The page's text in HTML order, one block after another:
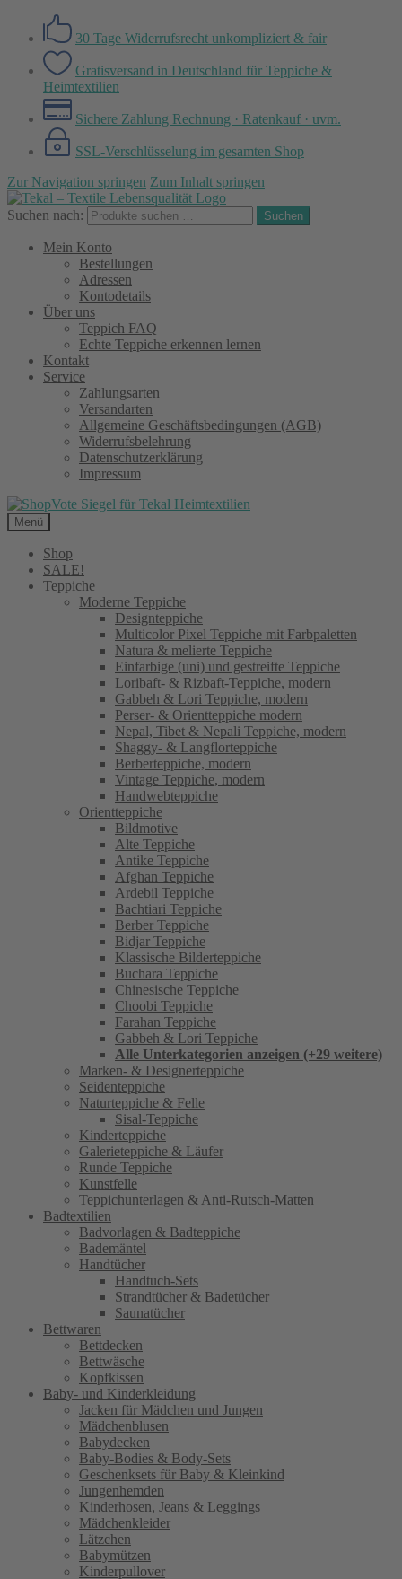
30 Tage Widerrufsrecht unkompliziert & fair
Gratisversand in Deutschland für Teppiche &
Heimtextilien
Sichere Zahlung Rechnung · Ratenkauf · uvm.
SSL-Verschlüsselung im gesamten Shop
Zur Navigation springen Zum Inhalt springen
Suchen nach: Suchen
Mein Konto
Bestellungen
Adressen
Kontodetails
Über uns
Teppich FAQ
Echte Teppiche erkennen lernen
Kontakt
Service
Zahlungsarten
Versandarten
Allgemeine Geschäftsbedingungen (AGB)
Widerrufsbelehrung
Datenschutzerklärung
Impressum
Menü
Shop
SALE!
Teppiche
Moderne Teppiche
Designteppiche
Multicolor Pixel Teppiche mit Farbpaletten
Natura & melierte Teppiche
Einfarbige (uni) und gestreifte Teppiche
Loribaft- & Rizbaft-Teppiche, modern
Gabbeh & Lori Teppiche, modern
Perser- & Orientteppiche modern
Nepal, Tibet & Nepali Teppiche, modern
Shaggy- & Langflorteppiche
Berberteppiche, modern
Vintage Teppiche, modern
Handwebteppiche
Orientteppiche
Bildmotive
Alte Teppiche
Antike Teppiche
Afghan Teppiche
Ardebil Teppiche
Bachtiari Teppiche
Berber Teppiche
Bidjar Teppiche
Klassische Bilderteppiche
Buchara Teppiche
Chinesische Teppiche
Choobi Teppiche
Farahan Teppiche
Gabbeh & Lori Teppiche
Alle Unterkategorien anzeigen (+29 weitere)
Marken- & Designerteppiche
Seidenteppiche
Naturteppiche & Felle
Sisal-Teppiche
Kinderteppiche
Galerieteppiche & Läufer
Runde Teppiche
Kunstfelle
Teppichunterlagen & Anti-Rutsch-Matten
Badtextilien
Badvorlagen & Badteppiche
Bademäntel
Handtücher
Handtuch-Sets
Strandtücher & Badetücher
Saunatücher
Bettwaren
Bettdecken
Bettwäsche
Kopfkissen
Baby- und Kinderkleidung
Jacken für Mädchen und Jungen
Mädchenblusen
Babydecken
Baby-Bodies & Body-Sets
Geschenksets für Baby & Kleinkind
Jungenhemden
Kinderhosen, Jeans & Leggings
Mädchenkleider
Lätzchen
Babymützen
Kinderpullover